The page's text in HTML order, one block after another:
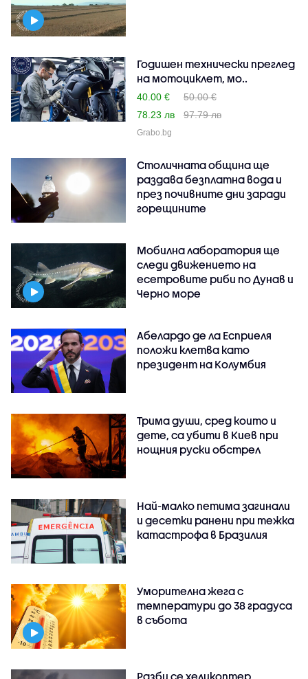
Годишен технически преглед
на мотоциклет, мо..
40.00 €
50.00 €
78.23 лв
97.79 лв
Grabo.bg
Столичната община ще
раздава безплатна вода и
през почивните дни заради
горещините
Мобилна лаборатория ще
следи движението на
есетровите риби по Дунав и
Черно море
Абелардо де ла Есприеля
положи клетва като
президент на Колумбия
Трима души, сред които и
дете, са убити в Киев при
нощния руски обстрел
Най-малко петима загинали
и десетки ранени при тежка
катастрофа в Бразилия
Уморителна жега с
температури до 38 градуса
в събота
Разби се хеликоптер,